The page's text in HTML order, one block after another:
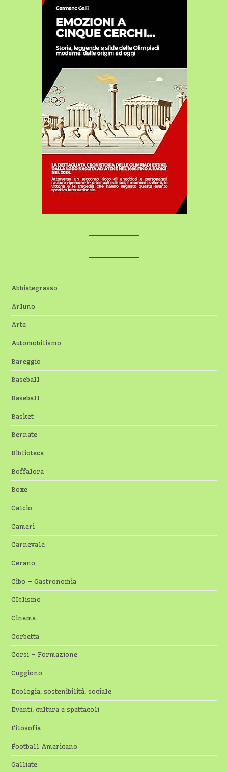
Abbiategrasso
Arluno
Arte
Automobilismo
Bareggio
Baseball
Baseball
Basket
Bernate
Biblioteca
Boffalora
Boxe
Calcio
Cameri
Carnevale
Cerano
Cibo – Gastronomia
CIclismo
Cinema
Corbetta
Corsi – Formazione
Cuggiono
Ecologia, sostenibilità, sociale
Eventi, cultura e spettacoli
Filosofia
Football Americano
Galliate